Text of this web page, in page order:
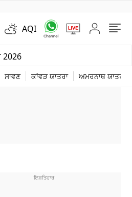
AQI
2026
ਸਾਵਣ ਕਾਂਵੜ ਯਾਤਰਾ ਅਮਰਨਾਥ ਯਾਤਰਾ